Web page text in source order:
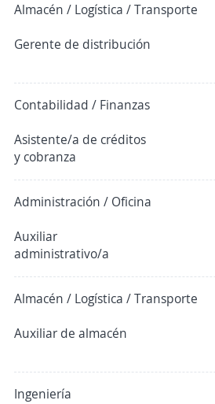
Almacén / Logística / Transporte
Gerente de distribución
Contabilidad / Finanzas
Asistente/a de créditos
y cobranza
Administración / Oficina
Auxiliar
administrativo/a
Almacén / Logística / Transporte
Auxiliar de almacén
Ingeniería